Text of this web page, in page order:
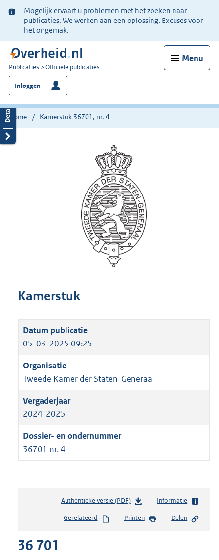
Ter
informatie:
Mogelijk ervaart u problemen met het zoeken naar
publicaties. We werken aan een oplossing. Excuses voor
het ongemak.
Menu
U
bent
nu
hier:
Publicaties Officiële publicaties
Inloggen
Home Kamerstuk 36701, nr. 4
Kamerstuk
05-03-2025 09:25
Tweede Kamer der Staten-Generaal
2024-2025
36701 nr. 4
Authentieke versie (PDF)b
s
Informatie
Gerelateerd Printen Delen
36 701